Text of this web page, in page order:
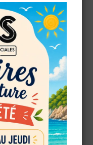
Commission |